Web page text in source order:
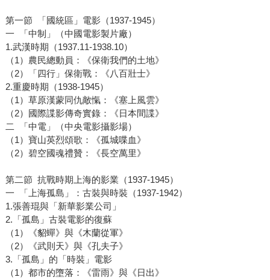
第一節 「國統區」電影（1937-1945）
一 「中制」（中國電影製片廠）
1.武漢時期（1937.11-1938.10）
（1）農民總動員：《保衛我們的土地》
（2）「四行」保衛戰：《八百壯士》
2.重慶時期（1938-1945）
（1）草原漢蒙同仇敵愾：《塞上風雲》
（2）國際諜影傳奇實錄：《日本間諜》
二 「中電」（中央電影攝影場）
（1）寶山英烈頌歌：《孤城喋血》
（2）碧空國魂禮贊：《長空萬里》
第二節 抗戰時期上海的影業（1937-1945）
一 「上海孤島」：古裝與時裝（1937-1942）
1.張善琨與「新華影業公司」
2.「孤島」古裝電影的復蘇
（1）《貂蟬》與《木蘭從軍》
（2）《武則天》與《孔夫子》
3.「孤島」的「時裝」電影
（1）都市的墮落：《雷雨》與《日出》